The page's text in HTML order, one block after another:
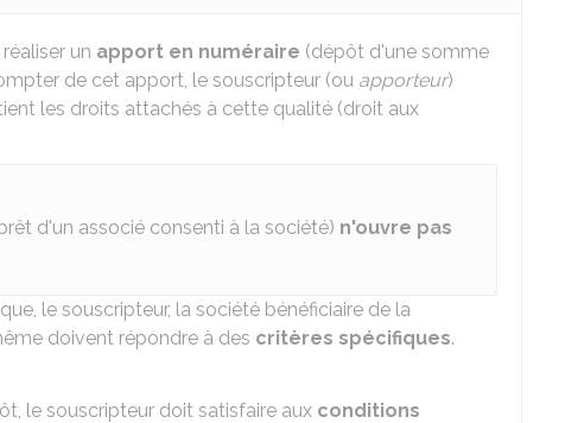
un apport en numéraire (dépôt d'une somme
de cet apport, le souscripteur (ou apporteur)
les droits attachés à cette qualité (droit aux
d'un associé consenti à la société) n'ouvre pas
le souscripteur, la société bénéficiaire de la
doivent répondre à des critères spécifiques.
le souscripteur doit satisfaire aux conditions